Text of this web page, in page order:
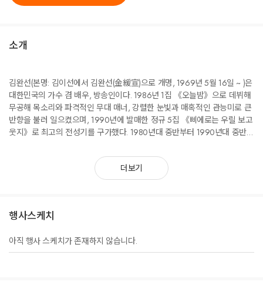
소개
김완선(본명: 김이선에서 김완선(金緩宣)으로 개명, 1969년 5월 16일 ~ )은
대한민국의 가수 겸 배우, 방송인이다. 1986년 1집 《오늘밤》으로 데뷔해
무공해 목소리와 파격적인 무대 매너, 강렬한 눈빛과 매혹적인 관능미로 큰
반향을 불러 일으켰으며, 1990년에 발매한 정규 5집 《삐에로는 우릴 보고
웃지》로 최고의 전성기를 구가했다. 1980년대 중반부터 1990년대 중반에
퇴를 선언한 후 동아시아에서 활동을 펼쳤다. 1996년 10월 7집 Innocence
를 발매하며 컴백했고, 복귀와 공백이 반복됐던 2000년대를 보낸 후 2011
년 4월 EP Super Love를 발매하며 가요계로 돌아왔다.
한 달간 극장 공연을 펼쳤으며, CBS/Sony사를 통해 싱글을 발매하며 트롯
문을 두드렸다. 1994년부터는 대만에서 활동을 시작해 두 번째 중국어 앨범
을 크게 히트시키며 50만 장이 넘는 판매고를 올렸고, 대한민국의 이미지
더보기
행사스케치
아직 행사 스케치가 존재하지 않습니다.